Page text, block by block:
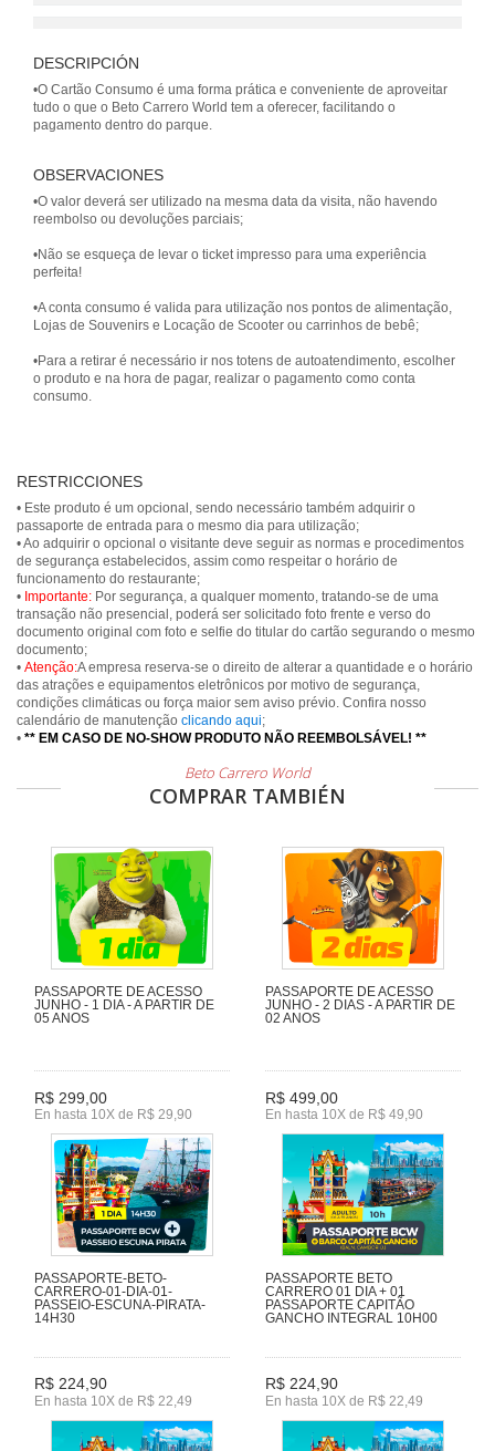
DESCRIPCIÓN
•O Cartão Consumo é uma forma prática e conveniente de aproveitar
tudo o que o Beto Carrero World tem a oferecer, facilitando o
pagamento dentro do parque.
OBSERVACIONES
•O valor deverá ser utilizado na mesma data da visita, não havendo
reembolso ou devoluções parciais;
•Não se esqueça de levar o ticket impresso para uma experiência
perfeita!
•A conta consumo é valida para utilização nos pontos de alimentação,
Lojas de Souvenirs e Locação de Scooter ou carrinhos de bebê;
•Para a retirar é necessário ir nos totens de autoatendimento, escolher
o produto e na hora de pagar, realizar o pagamento como conta
consumo.
RESTRICCIONES
• Este produto é um opcional, sendo necessário também adquirir o
passaporte de entrada para o mesmo dia para utilização;
• Ao adquirir o opcional o visitante deve seguir as normas e procedimentos
de segurança estabelecidos, assim como respeitar o horário de
funcionamento do restaurante;
• Importante: Por segurança, a qualquer momento, tratando-se de uma
transação não presencial, poderá ser solicitado foto frente e verso do
documento original com foto e selfie do titular do cartão segurando o mesmo
documento;
• Atenção:A empresa reserva-se o direito de alterar a quantidade e o horário
das atrações e equipamentos eletrônicos por motivo de segurança,
condições climáticas ou força maior sem aviso prévio. Confira nosso
calendário de manutenção clicando aqui;
• ** EM CASO DE NO-SHOW PRODUTO NÃO REEMBOLSÁVEL! **
Beto Carrero World
COMPRAR TAMBIÉN
PASSAPORTE DE ACESSO
JUNHO - 1 DIA - A PARTIR DE
05 ANOS
R$ 299,00
En hasta 10X de R$ 29,90
PASSAPORTE DE ACESSO
JUNHO - 2 DIAS - A PARTIR DE
02 ANOS
R$ 499,00
En hasta 10X de R$ 49,90
PASSAPORTE-BETO-
CARRERO-01-DIA-01-
PASSEIO-ESCUNA-PIRATA-
14H30
R$ 224,90
En hasta 10X de R$ 22,49
PASSAPORTE BETO
CARRERO 01 DIA + 01
PASSAPORTE CAPITÃO
GANCHO INTEGRAL 10H00
R$ 224,90
En hasta 10X de R$ 22,49